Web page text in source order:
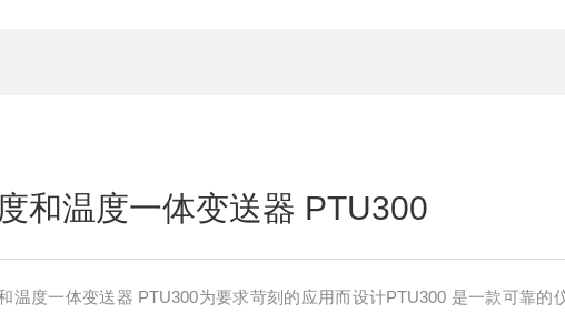
和温度一体变送器 PTU300
温度一体变送器 PTU300为要求苛刻的应用而设计PTU300 是一款可靠的